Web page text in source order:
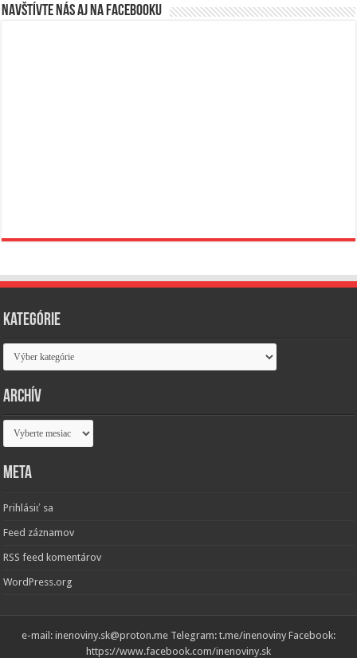
Navštívte nás aj na Facebooku
Kategórie
Kategórie
Archív
Archív
Meta
Prihlásiť sa
Feed záznamov
RSS feed komentárov
WordPress.org
e-mail: inenoviny.sk@proton.me Telegram: t.me/inenoviny Facebook:
https://www.facebook.com/inenoviny.sk